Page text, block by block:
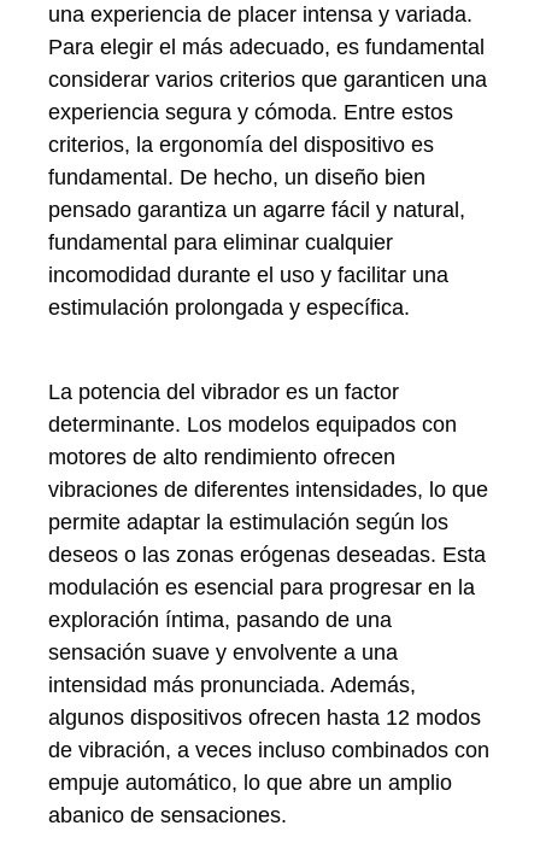
una experiencia de placer intensa y variada.
Para elegir el más adecuado, es fundamental
considerar varios criterios que garanticen una
experiencia segura y cómoda. Entre estos
criterios, la ergonomía del dispositivo es
fundamental. De hecho, un diseño bien
pensado garantiza un agarre fácil y natural,
fundamental para eliminar cualquier
incomodidad durante el uso y facilitar una
estimulación prolongada y específica.
La potencia del vibrador es un factor
determinante. Los modelos equipados con
motores de alto rendimiento ofrecen
vibraciones de diferentes intensidades, lo que
permite adaptar la estimulación según los
deseos o las zonas erógenas deseadas. Esta
modulación es esencial para progresar en la
exploración íntima, pasando de una
sensación suave y envolvente a una
intensidad más pronunciada. Además,
algunos dispositivos ofrecen hasta 12 modos
de vibración, a veces incluso combinados con
empuje automático, lo que abre un amplio
abanico de sensaciones.